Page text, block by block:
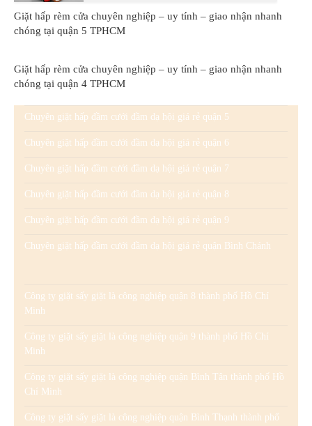
Giặt hấp rèm cửa chuyên nghiệp – uy tính – giao nhận nhanh
chóng tại quận 5 TPHCM
Giặt hấp rèm cửa chuyên nghiệp – uy tính – giao nhận nhanh
chóng tại quận 4 TPHCM
Chuyên giặt hấp đầm cưới đầm dạ hội giá rẻ quận 5
Chuyên giặt hấp đầm cưới đầm dạ hội giá rẻ quận 6
Chuyên giặt hấp đầm cưới đầm dạ hội giá rẻ quận 7
Chuyên giặt hấp đầm cưới đầm dạ hội giá rẻ quận 8
Chuyên giặt hấp đầm cưới đầm dạ hội giá rẻ quận 9
Chuyên giặt hấp đầm cưới đầm dạ hội giá rẻ quận Bình Chánh
Công ty giặt sấy giặt là công nghiệp quận 8 thành phố Hồ Chí
Minh
Công ty giặt sấy giặt là công nghiệp quận 9 thành phố Hồ Chí
Minh
Công ty giặt sấy giặt là công nghiệp quận Bình Tân thành phố Hồ
Chí Minh
Công ty giặt sấy giặt là công nghiệp quận Bình Thạnh thành phố